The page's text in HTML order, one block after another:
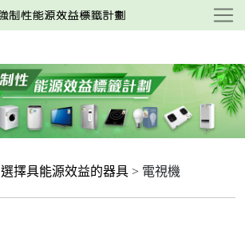
選擇具能源效益的器具 > 電視機